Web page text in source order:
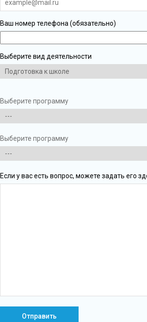
Ваш номер телефона (обязательно)
Выберите вид деятельности
Выберите программу
Выберите программу
Если у вас есть вопрос, можете задать его